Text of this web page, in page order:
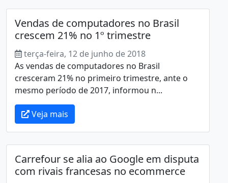
Vendas de computadores no Brasil
crescem 21% no 1º trimestre
terça-feira, 12 de junho de 2018
As vendas de computadores no Brasil
cresceram 21% no primeiro trimestre, ante o
mesmo período de 2017, informou n...
Veja mais
Carrefour se alia ao Google em disputa
com rivais francesas no ecommerce